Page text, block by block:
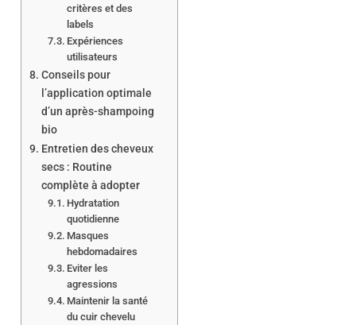
critères et des
labels
Expériences
utilisateurs
Conseils pour
l’application optimale
d’un après-shampoing
bio
Entretien des cheveux
secs : Routine
complète à adopter
Hydratation
quotidienne
Masques
hebdomadaires
Eviter les
agressions
Maintenir la santé
du cuir chevelu